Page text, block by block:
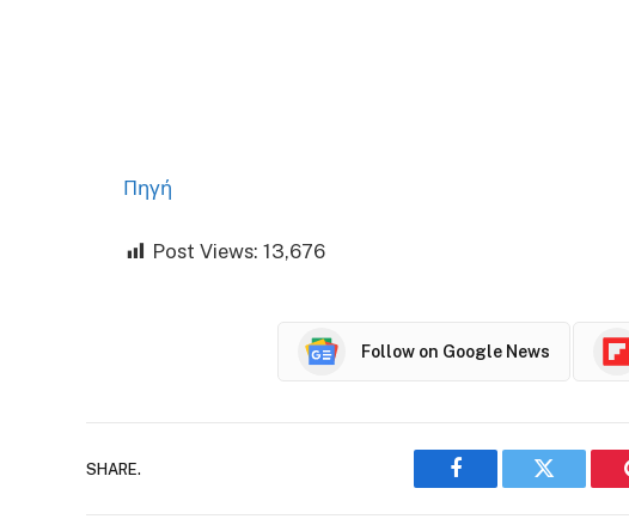
Πηγή
Post Views: 13,676
Follow on Google News
SHARE.
Facebook Twitter